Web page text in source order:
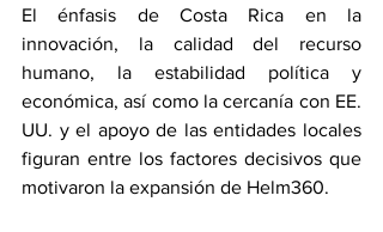
El énfasis de Costa Rica en la
innovación, la calidad del recurso
humano, la estabilidad política y
económica, así como la cercanía con EE.
UU. y el apoyo de las entidades locales
figuran entre los factores decisivos que
motivaron la expansión de Helm360.